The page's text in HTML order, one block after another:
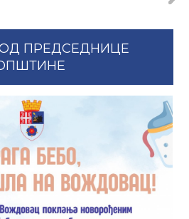
ПРЕДСЕДНИЦЕ